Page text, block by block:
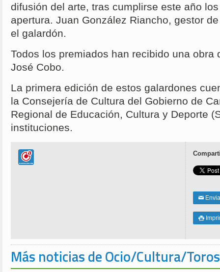
difusión del arte, tras cumplirse este año
apertura. Juan González Riancho, gestor
el galardón.
Todos los premiados han recibido una obra
José Cobo.
La primera edición de estos galardones
la Consejería de Cultura del Gobierno de
Regional de Educación, Cultura y Deporte
instituciones.
✉

Más noticias de Ocio/Cultura/Toros